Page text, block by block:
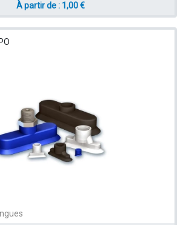
À partir de : 1,00 €